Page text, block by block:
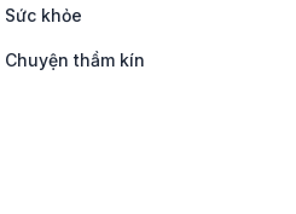
Sức khỏe
Chuyện thầm kín